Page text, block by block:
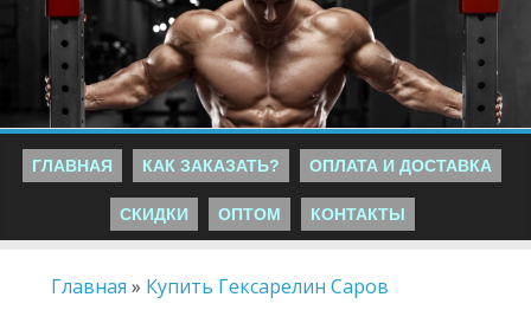
ГЛАВНАЯ КАК ЗАКАЗАТЬ? ОПЛАТА И ДОСТАВКА
СКИДКИ ОПТОМ КОНТАКТЫ
Главная » Купить Гексарелин Саров